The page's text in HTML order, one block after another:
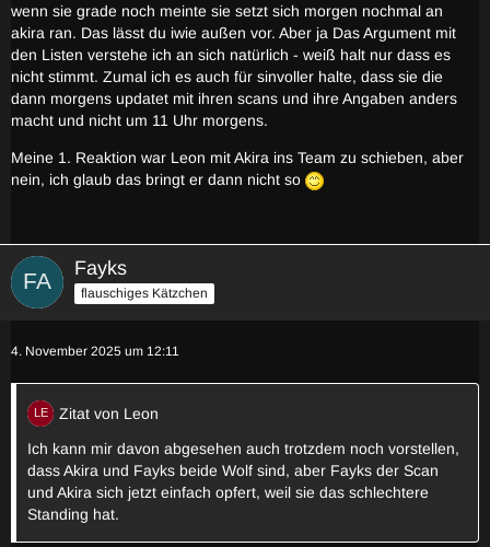
wenn sie grade noch meinte sie setzt sich morgen nochmal an
akira ran. Das lässt du iwie außen vor. Aber ja Das Argument mit
den Listen verstehe ich an sich natürlich - weiß halt nur dass es
nicht stimmt. Zumal ich es auch für sinvoller halte, dass sie die
dann morgens updatet mit ihren scans und ihre Angaben anders
macht und nicht um 11 Uhr morgens.
Meine 1. Reaktion war Leon mit Akira ins Team zu schieben, aber
nein, ich glaub das bringt er dann nicht so
Fayks
flauschiges Kätzchen
4. November 2025 um 12:11
Zitat von Leon
Ich kann mir davon abgesehen auch trotzdem noch vorstellen,
dass Akira und Fayks beide Wolf sind, aber Fayks der Scan
und Akira sich jetzt einfach opfert, weil sie das schlechtere
Standing hat.